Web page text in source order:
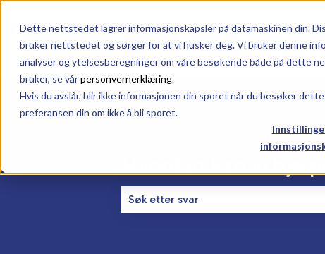
Dette nettstedet lagrer informasjonskapsler på datamaskinen din.
bruker nettstedet og sørger for at vi husker deg. Vi bruker denne
analyser og ytelsesberegninger om våre besøkende både på dette
bruker, se vårpersonvernerklæring.
Hvis du avslår, blir ikke informasjonen din sporet når du besøker
preferansen din om ikke å bli sporet.